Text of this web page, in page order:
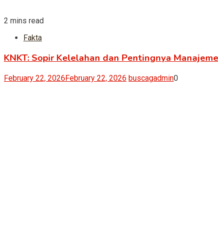
2 mins read
Fakta
KNKT: Sopir Kelelahan dan Pentingnya
February 22, 2026February 22, 2026 buscagadmin0